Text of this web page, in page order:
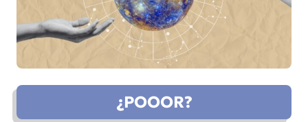
¿POOOR?